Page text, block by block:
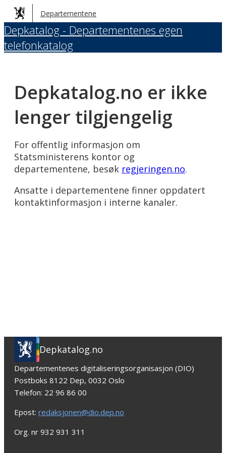
Hopp
til
hovedinnhold
Departementene
Depkatalog - Departementenes egen
telefonkatalog
Depkatalog.no er ikke
lenger tilgjengelig
For offentlig informasjon om
Statsministerens kontor og
departementene, besøk regjeringen.no.
Ansatte i departementene finner oppdatert
kontaktinformasjon i interne kanaler.
Depkatalog.no
Departementenes digitaliseringsorganisasjon (DIO)
Postboks 8122 Dep, 0032 Oslo
Telefon: 22 96 86 00
Epost: redaksjonen@dio.dep.no
Org. nr 932 931 311